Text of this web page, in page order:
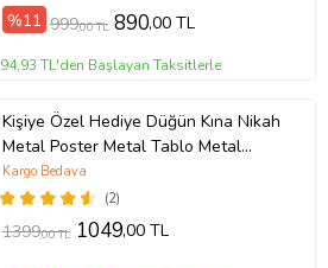
%11 999,00 TL 890,00 TL
94,93 TL'den Başlayan Taksitlerle
Kişiye Özel Hediye Düğün Kına Nikah
Metal Poster Metal Tablo Metal
Üzerine Baskılı Metal Poster Ev
Duvar Dekorasyon
(2)
Kargo Bedava
1399,00 TL 1049,00 TL